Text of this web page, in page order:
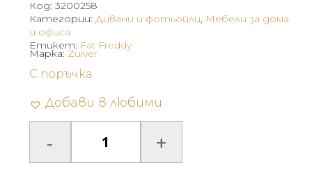
Код: 3200258
Категории: Дивани и фотьойли, Мебели за дома
и офиса
Етикет: Fat Freddy
С поръчка
Добави в любими
Марка: Zuiver